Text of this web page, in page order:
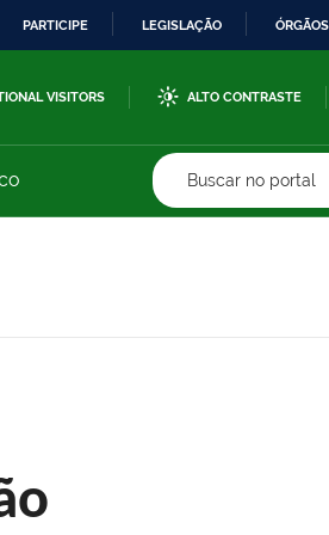
PARTICIPE LEGISLAÇÃO
VISITORS ALTO CONTRASTE
Buscar no portal